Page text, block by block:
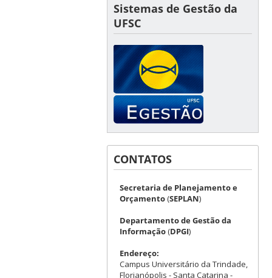
Sistemas de Gestão da
UFSC
CONTATOS
Secretaria de Planejamento e
Orçamento(SEPLAN)
Departamento de Gestão da
Informação(DPGI)
Endereço:
Campus Universitário da Trindade,
Florianópolis - Santa Catarina -